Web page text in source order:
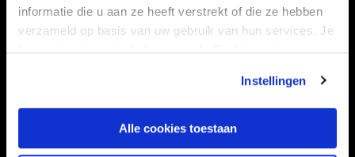
informatie die u aan ze heeft verstrekt of die ze hebben
verzameld op basis van uw gebruik van hun services. Je
kan je toestemming beheren op de Cookiepagina.
Instellingen
Alle cookies toestaan
Informatie
WERKEN BIJ